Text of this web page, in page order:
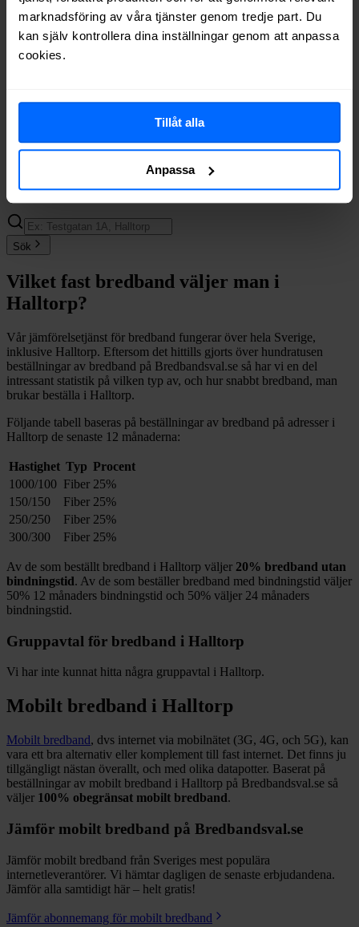
marknadsföring av våra tjänster genom tredje part. Du
kan själv kontrollera dina inställningar genom att anpassa
cookies.
Tillåt alla
Anpassa
Fiber
Tele2
Om du vill se exakt vilka internetleverantörer som erbjuder
Halltorppå Bredbandsval.se
göra en snabb sökning här:
Sök
Vilket fast bredband väljer man i
Halltorp?
Vår jämförelsetjänst för bredband fungerar över hela Sverige,
inklusive Halltorp. Eftersom det hittills gjorts över hundratusen
beställningar av bredband på Bredbandsval.se så har vi en del
intressant statistik på vilken typ av, och hur snabbt bredband, man
brukar beställa i Halltorp.
Följande tabell baseras på beställningar av bredband på adresser i
Halltorp de senaste 12 månaderna:
Hastighet Typ Procent
1000/100 Fiber 25%
150/150
Fiber 25%
250/250
Fiber 25%
300/300
Fiber 25%
Av de som beställt bredband i Halltorp väljer 20% bredband utan
bindningstid. Av de som beställer bredband med bindningstid väljer
50% 12 månaders bindningstid och 50% väljer 24 månaders
bindningstid.
Gruppavtal för bredband i Halltorp
Vi har inte kunnat hitta några gruppavtal i Halltorp.
Mobilt bredband i Halltorp
Mobilt bredband, dvs internet via mobilnätet (3G, 4G, och 5G), kan
vara ett bra alternativ eller komplement till fast internet. Det finns ju
tillgängligt nästan överallt, och med olika datapotter. Baserat på
beställningar av mobilt bredband i Halltorp på Bredbandsval.se så
väljer 100% obegränsat mobilt bredband.
Jämför mobilt bredband på Bredbandsval.se
Jämför mobilt bredband från Sveriges mest populära
internetleverantörer. Vi hämtar dagligen de senaste erbjudandena.
Jämför alla samtidigt här – helt gratis!
Jämför abonnemang för mobilt bredband